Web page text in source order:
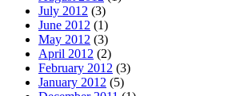
July 2012 (3)
June 2012 (1)
May 2012 (3)
April 2012 (2)
February 2012 (3)
January 2012 (5)